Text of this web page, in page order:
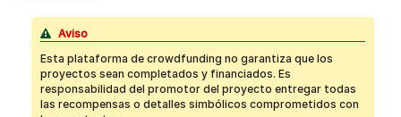
Aviso
Esta plataforma de crowdfunding no garantiza que los
proyectos sean completados y financiados. Es
responsabilidad del promotor del proyecto entregar todas
las recompensas o detalles simbólicos comprometidos con